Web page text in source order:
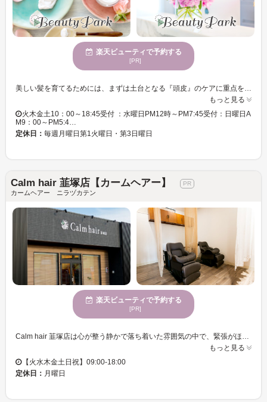
楽天ビューティで予約する
[PR]
美しい髪を育てるためには、まずは土台となる『頭皮』のケアに重点をおいているサロン！“癒し”を感じることができるマッサージや、ヘアだけでなくフェイシャル等々…キレイを叶えるメニューが盛りだくさん！！ 前橋市山王町にある美容室。こちらのサロンでは基本のヘアメニューはもちろんのこと、癒しの『ヘッドスパ』、お肌のための『フェイシャルエステ』等々ボリュームたっぷりのメニューがご用意されています♪ ◆◆ヘッドスパ◆◆ 11種類もの中から選べるアロマの香りで心もリラックスできる効果が！髪の健康は頭皮から…ふだんお肌のお手入れをするように、頭皮もいたわってあげたいですね♪ ◇フェイシャルエステ◇◇ おススメは『眠れる森の美女コース』♪ネーミングからしても魅力的なこちらはマッサージに“炭酸小顔パック”が付き、手先美人になれる“美白ハンドパック”まで付いたご褒美メニューになっています☆ この他まだまだ紹介しきれないメニューが盛りだくさん！気になった方は【美容室allure】に今スグ足をはこでみてくださいね♪
もっと見る
火木金土10：00～18:45受付 ：水曜日PM12時～PM7:45受付：日曜日A
M9：00～PM5:4…
定休日： 毎週月曜日第1火曜日・第3日曜日
Calm hair 韮塚店【カームヘアー】
カームヘアー ニラヅカテン
楽天ビューティで予約する
[PR]
もっと見る
【火水木金土日祝】09:00-18:00
定休日： 月曜日